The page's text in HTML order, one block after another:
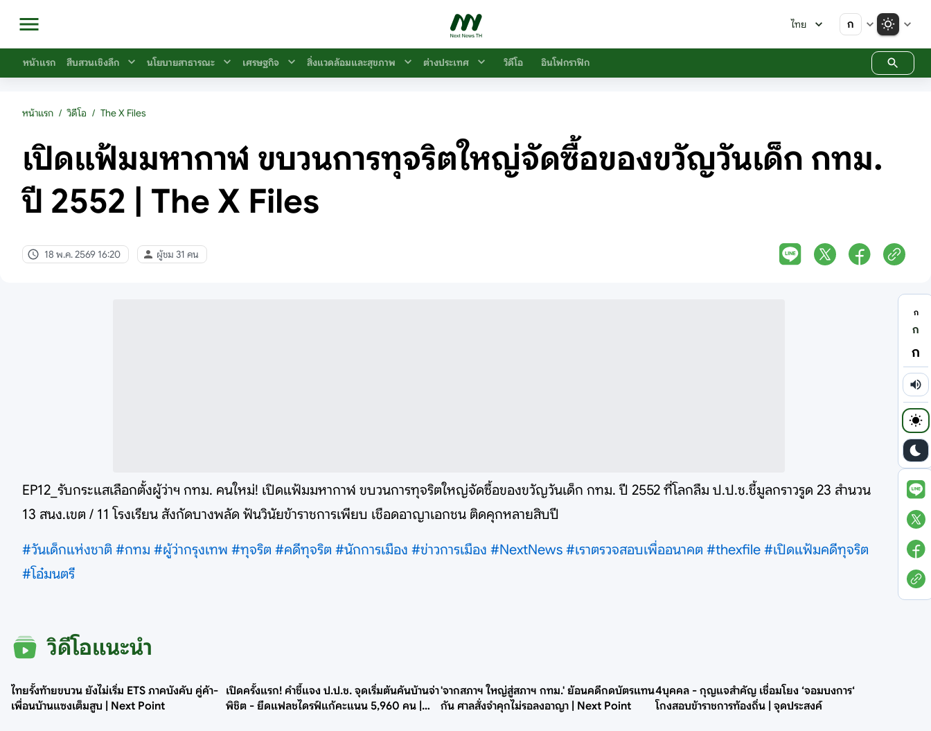
ไทย ก
หน้าแรก สืบสวนเชิงลึก นโยบายสาธารณะ เศรษฐกิจ สิ่งแวดล้อมและสุขภาพ ต่างประเทศ วิดีโอ อินโฟกราฟิก
หน้าแรก / วิดีโอ / The X Files
เปิดแฟ้มมหากาฬ ขบวนการทุจริตใหญ่จัดซื้อของขวัญวันเด็ก กทม.
ปี 2552 | The X Files
18 พ.ค. 2569 16:20 ผู้ชม 31 คน
EP12_รับกระแสเลือกตั้งผู้ว่าฯ กทม. คนใหม่! เปิดแฟ้มมหากาฬ ขบวนการทุจริตใหญ่จัดซื้อของขวัญวันเด็ก กทม. ปี 2552 ที่โลกลืม ป.ป.ช.ชี้มูลกราวรูด 23 สำนวน
13 สนง.เขต / 11 โรงเรียน สังกัดบางพลัด ฟันวินัยข้าราชการเพียบ เชือดอาญาเอกชน ติดคุกหลายสิบปี
#วันเด็กแห่งชาติ #กทม #ผู้ว่ากรุงเทพ #ทุจริต #คดีทุจริต #นักการเมือง #ข่าวการเมือง #NextNews #เราตรวจสอบเพื่ออนาคต #thexfile #เปิดแฟ้มคดีทุจริต
#โอ๋มนตรี
ก
ก
ก
วิดีโอแนะนำ
ไทยรั้งท้ายขบวน ยังไม่เริ่ม ETS ภาคบังคับ คู่ค้า-
เพื่อนบ้านแซงเต็มสูบ | Next Point
เปิดครั้งแรก! คำชี้แจง ป.ป.ช. จุดเริ่มต้นค้นบ้านจ่า
พิชิต - ยึดแฟลชไดรฟ์แก้คะแนน 5,960 คน |
'จากสภาฯ ใหญ่สู่สภาฯ กทม.' ย้อนคดีกดบัตรแทน
กัน ศาลสั่งจำคุกไม่รอลงอาญา | Next Point
4บุคคล - กุญแจสำคัญ เชื่อมโยง ‘จอมบงการ‘
โกงสอบข้าราชการท้องถิ่น | จุดประสงค์